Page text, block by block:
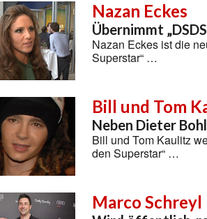
Nazan Eckes
Übernimmt
Nazan Eckes ist die
Superstar“ …
Bill und Tom
Neben Dieter
Bill und Tom Kaulitz
den Superstar“ …
Marco Schreyl